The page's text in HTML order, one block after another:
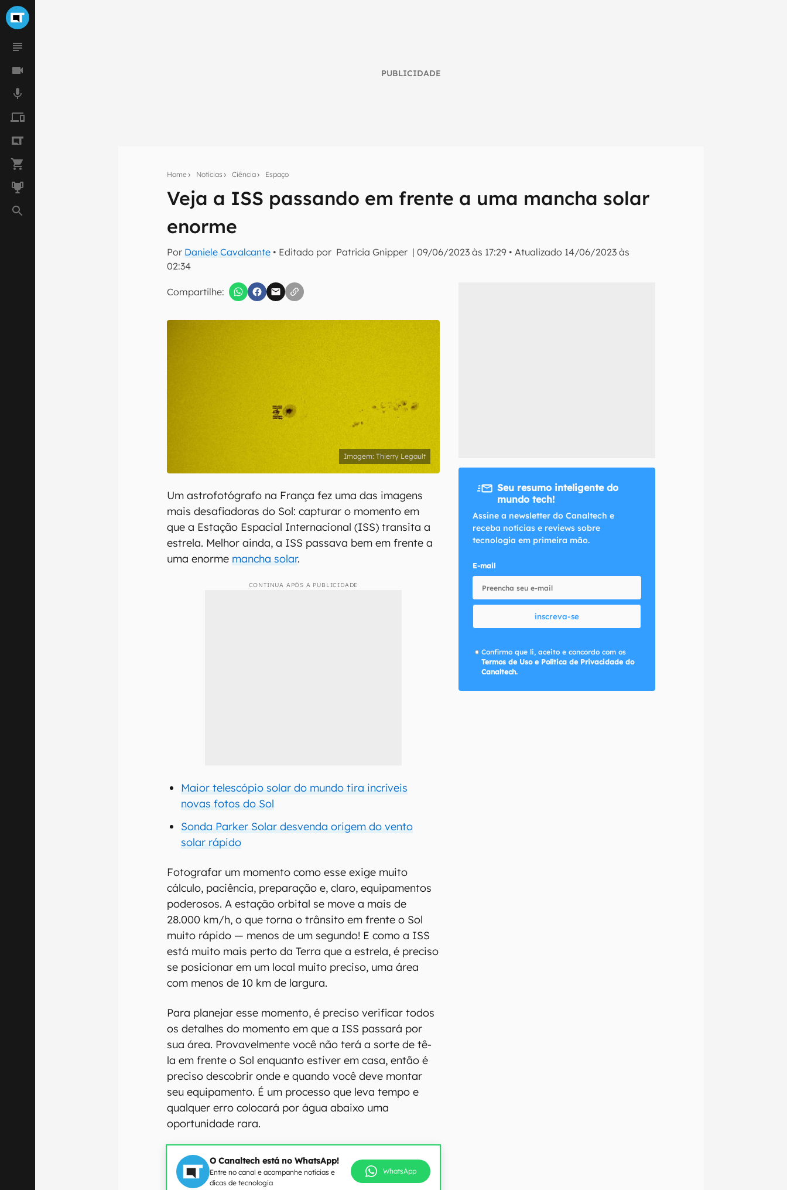
PUBLICIDADE
Home Notícias Ciência Espaço
Veja a ISS passando em frente a uma mancha solar
enorme
Por Daniele Cavalcante • Editado por Patricia Gnipper |09/06/2023 às 17:29 •Atualizado 14/06/2023 às
02:34
Compartilhe:
Seu resumo inteligente do mundo tech!
Assine a newsletter do Canaltech e receba notícias e reviews sobre tecnologia em primeira
Confirmo que li, aceito e concordo com os
Thierry Legault
Um astrofotógrafo na França fez uma das imagens
mais desafiadoras do Sol: capturar o momento em
que a Estação Espacial Internacional (ISS) transita a
estrela. Melhor ainda, a ISS passava bem em frente a
uma enorme mancha solar.
CONTINUA APÓS A PUBLICIDADE
Maior telescópio solar do mundo tira incríveis
novas fotos do Sol
Sonda Parker Solar desvenda origem do vento
solar rápido
Fotografar um momento como esse exige muito
cálculo, paciência, preparação e, claro, equipamentos
poderosos. A estação orbital se move a mais de
28.000 km/h, o que torna o trânsito em frente o Sol
muito rápido — menos de um segundo! E como a ISS
está muito mais perto da Terra que a estrela, é preciso
se posicionar em um local muito preciso, uma área
com menos de 10 km de largura.
Para planejar esse momento, é preciso verificar todos
os detalhes do momento em que a ISS passará por
sua área. Provavelmente você não terá a sorte de tê-
la em frente o Sol enquanto estiver em casa, então é
preciso descobrir onde e quando você deve montar
seu equipamento. É um processo que leva tempo e
qualquer erro colocará por água abaixo uma
oportunidade rara.
O Canaltech está no WhatsApp!
Entre no canal e acompanhe notícias e
dicas de tecnologia
WhatsApp
Seu resumo inteligente do
mundo tech!
Assine a newsletter do Canaltech e
receba notícias e reviews sobre
tecnologia em primeira mão.
E-mail
inscreva-se
Confirmo que li, aceito e concordo com os
Termos de Uso e Política de Privacidade do
Canaltech.